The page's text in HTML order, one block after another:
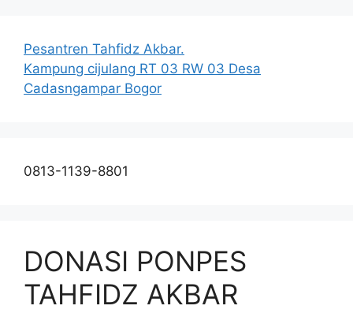
Pesantren Tahfidz Akbar.
Kampung cijulang RT 03 RW 03 Desa
Cadasngampar Bogor
0813-1139-8801
DONASI PONPES
TAHFIDZ AKBAR